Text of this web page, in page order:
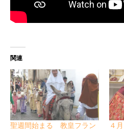
関連
聖週間始まる 教皇フラン
４